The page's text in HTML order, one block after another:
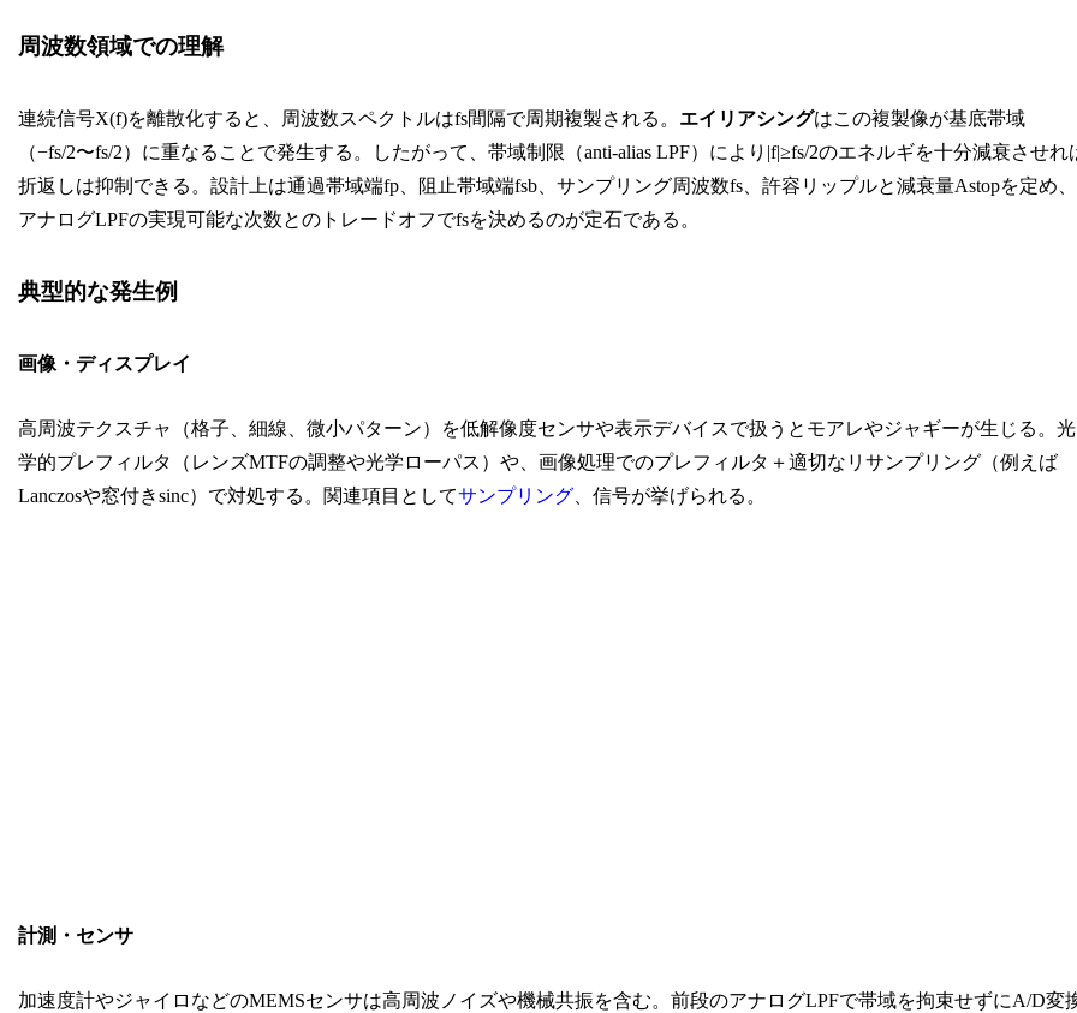
周波数領域での理解
連続信号X(f)を離散化すると、周波数スペクトルはfs間隔で周期複製される。 エイリアシングはこの複製像が基底帯域
（−fs/2〜fs/2）に重なることで発生する。したがって、帯域制限（anti-alias LPF）により|f|≥fs/2のエネルギを十分減衰させれ
折返しは抑制できる。設計上は通過帯域端fp、阻止帯域端fsb、サンプリング周波数fs、許容リップルと減衰量Astopを定め、
アナログLPFの実現可能な次数とのトレードオフでfsを決めるのが定石である。
典型的な発生例
画像・ディスプレイ
高周波テクスチャ（格子、細線、微小パターン）を低解像度センサや表示デバイスで扱うとモアレやジャギーが生じる。光
学的プレフィルタ（レンズMTFの調整や光学ローパス）や、画像処理でのプレフィルタ＋適切なリサンプリング（例えば
Lanczosや窓付きsinc）で対処する。関連項目としてサンプリング、信号が挙げられる。
計測・センサ
加速度計やジャイロなどのMEMSセンサは高周波ノイズや機械共振を含む。前段のアナログLPFで帯域を拘束せずにA/D変